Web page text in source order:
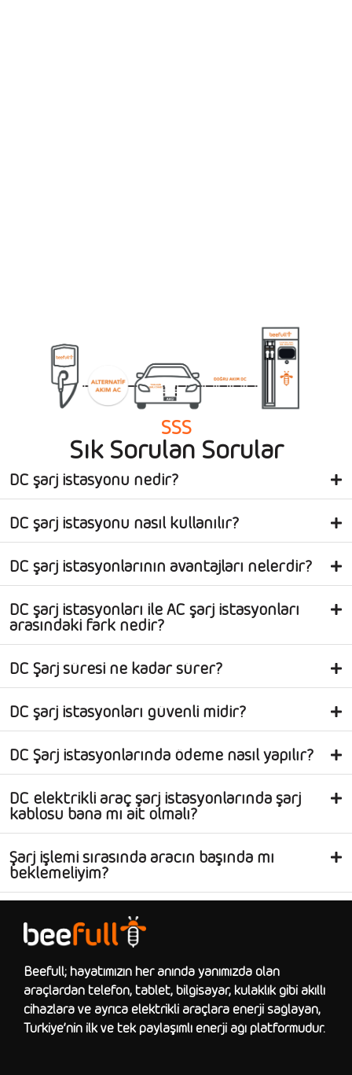
SSS
Sık Sorulan Sorular
DC şarj istasyonu nedir?
DC şarj istasyonu nasıl kullanılır?
DC şarj istasyonlarının avantajları nelerdir?
DC şarj istasyonları ile AC şarj istasyonları
arasındaki fark nedir?
DC Şarj süresi ne kadar sürer?
DC şarj istasyonları güvenli midir?
DC Şarj istasyonlarında ödeme nasıl yapılır?
DC elektrikli araç şarj istasyonlarında şarj
kablosu bana mı ait olmalı?
Şarj işlemi sırasında aracın başında mı
beklemeliyim?
Beefull; hayatımızın her anında yanımızda olan
araçlardan telefon, tablet, bilgisayar, kulaklık gibi akıllı
cihazlara ve ayrıca elektrikli araçlara enerji sağlayan,
Türkiye’nin ilk ve tek paylaşımlı enerji ağı platformudur.